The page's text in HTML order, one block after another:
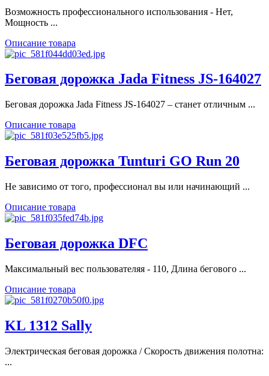
Возможность профессионального использования - Нет,
Мощность ...
Описание товара
Беговая дорожка Jada Fitness JS-164027
Беговая дорожка Jada Fitness JS-164027 – станет отличным ...
Описание товара
Беговая дорожка Tunturi GO Run 20
Не зависимо от того, профессионал вы или начинающий ...
Описание товара
Беговая дорожка DFC
Максимальный вес пользователяя - 110, Длина бегового ...
Описание товара
KL 1312 Sally
Электрическая беговая дорожка / Скорость движения полотна:
...